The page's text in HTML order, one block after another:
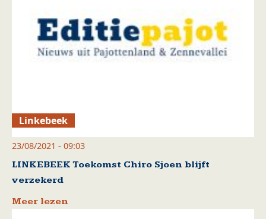
Linkebeek
23/08/2021 - 09:03
LINKEBEEK Toekomst Chiro Sjoen blijft
verzekerd
Meer lezen